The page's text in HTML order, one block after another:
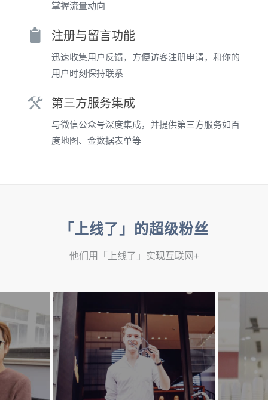
掌握流量动向
注册与留言功能
迅速收集用户反馈，方便访客注册申请，和你的
用户时刻保持联系
第三方服务集成
与微信公众号深度集成，并提供第三方服务如百
度地图、金数据表单等
「上线了」的超级粉丝
他们用「上线了」实现互联网+